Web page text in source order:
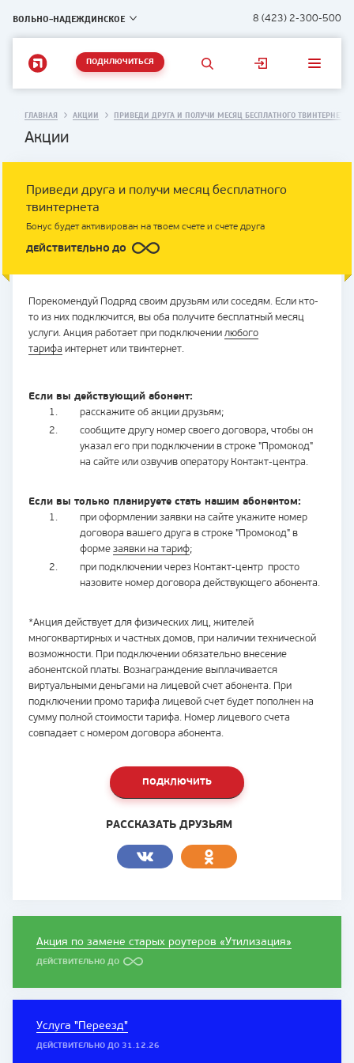
ВОЛЬНО-НАДЕЖДИНСКОЕ 8 (423) 2-300-500
ПОДКЛЮЧИТЬСЯ
ГЛАВНАЯ АКЦИИ ПРИВЕДИ ДРУГА И ПОЛУЧИ МЕСЯЦ БЕСПЛАТНОГО ТВИНТЕРНЕТА
Акции
Приведи друга и получи месяц бесплатного
твинтернета
Бонус будет активирован на твоем счете и счете друга
ДЕЙСТВИТЕЛЬНО ДО
Порекомендуй Подряд своим друзьям или соседям. Если кто-
то из них подключится, вы оба получите бесплатный месяц
услуги. Акция работает при подключении любого
тарифа интернет или твинтернет.
Если вы действующий абонент:
расскажите об акции друзьям;
сообщите другу номер своего договора, чтобы он
указал его при подключении в строке "Промокод"
на сайте или озвучив оператору Контакт-центра.
Если вы только планируете стать нашим абонентом:
при оформлении заявки на сайте укажите номер
договора вашего друга в строке "Промокод" в
форме заявки на тариф;
при подключении через Контакт-центр просто
назовите номер договора действующего абонента.
*Акция действует для физических лиц, жителей
многоквартирных и частных домов, при наличии технической
возможности. При подключении обязательно внесение
абонентской платы. Вознаграждение выплачивается
виртуальными деньгами на лицевой счет абонента. При
подключении промо тарифа лицевой счет будет пополнен на
сумму полной стоимости тарифа. Номер лицевого счета
совпадает с номером договора абонента.
ПОДКЛЮЧИТЬ
РАССКАЗАТЬ ДРУЗЬЯМ
Акция по замене старых роутеров «Утилизация»
ДЕЙСТВИТЕЛЬНО ДО
Услуга "Переезд"
ДЕЙСТВИТЕЛЬНО ДО 31.12.26